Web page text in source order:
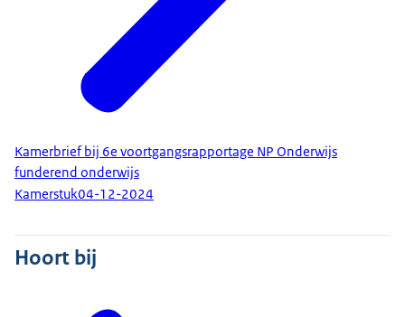
Kamerbrief bij 6e voortgangsrapportage NP Onderwijs
funderend onderwijs
Kamerstuk04-12-2024
Hoort bij